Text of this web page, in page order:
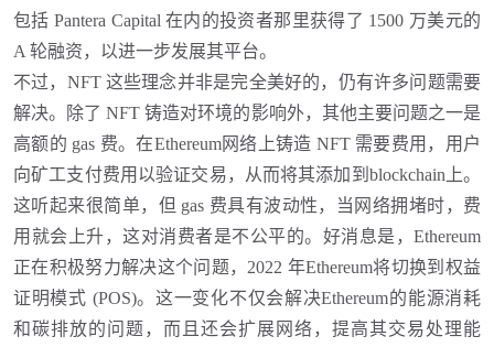
包括 Pantera Capital 在内的投资者那里获得了 1500 万美元的
A 轮融资，以进一步发展其平台。
不过， NFT 这些理念并非是完全美好的，仍有许多问题需要
解决。除了 NFT 铸造对环境的影响外，其他主要问题之一是
高额的 gas 费。在Ethereum网络上铸造 NFT 需要费用，用户
向矿工支付费用以验证交易，从而将其添加到blockchain上。
这听起来很简单，但 gas 费具有波动性，当网络拥堵时，费
用就会上升，这对消费者是不公平的。好消息是，Ethereum
正在积极努力解决这个问题，2022 年Ethereum将切换到权益
证明模式 (POS)。这一变化不仅会解决Ethereum的能源消耗
和碳排放的问题，而且还会扩展网络，提高其交易处理能